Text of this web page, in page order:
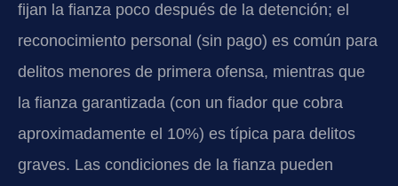
fijan la fianza poco después de la detención; el
reconocimiento personal (sin pago) es común para
delitos menores de primera ofensa, mientras que
la fianza garantizada (con un fiador que cobra
aproximadamente el 10%) es típica para delitos
graves. Las condiciones de la fianza pueden